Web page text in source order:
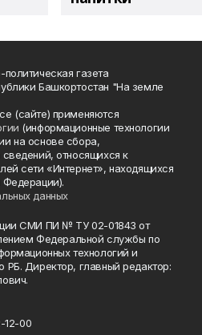
газета
Башкортостан "На земле
(сайте) применяются
(информационные технологии
на основе сбора,
относящихся к
сети «Интернет», находящихся
Федерации).
данных
СМИ ПИ № ТУ 02-01843 от
Федеральной службы по
технологий и
Директор, главный редактор:
12-00